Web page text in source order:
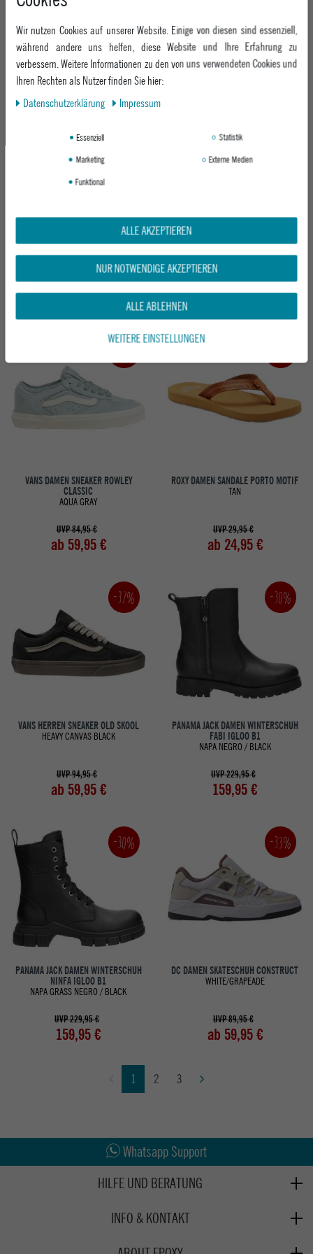
ab 79,95 €
UVP 49,95 €
ab 39,95 €
-30%
GLOBE SKATESCHUH FUSION
BLACK/NIGHT
UVP 99,95 €
ab 69,95 €
ROXY DAMEN SANDALE JYLL III
BLACK
UVP 27,95 €
ab 19,95 €
VANS DAMEN SNEAKER ROWLEY
CLASSIC
AQUA GRAY
UVP 84,95 €
ab 59,95 €
ROXY DAMEN SANDALE PORTO MOTIF
TAN
UVP 29,95 €
ab 24,95 €
-37%
VANS HERREN SNEAKER OLD SKOOL
HEAVY CANVAS BLACK
UVP 94,95 €
ab 59,95 €
-30%
PANAMA JACK DAMEN WINTERSCHUH
FABI IGLOO B1
NAPA NEGRO / BLACK
UVP 229,95 €
159,95 €
-30%
PANAMA JACK DAMEN WINTERSCHUH
NINFA IGLOO B1
NAPA GRASS NEGRO / BLACK
UVP 229,95 €
159,95 €
-33%
DC DAMEN SKATESCHUH CONSTRUCT
WHITE/GRAPEADE
UVP 89,95 €
ab 59,95 €
1 2 3
Whatsapp Support
HILFE UND BERATUNG
Retoure
INFO & KONTAKT
Wir nutzen Cookies auf unserer Website. Einige von diesen sind essenziell,
während andere uns helfen, diese Website und Ihre Erfahrung zu
verbessern. Weitere Informationen zu den von uns verwendeten Cookies und
Ihren Rechten als Nutzer finden Sie hier:
Daten­schutz­erklärung
Impressum
Essenziell
Statistik
Marketing
Externe Medien
Funktional
ALLE AKZEPTIEREN
NUR NOTWENDIGE AKZEPTIEREN
ALLE ABLEHNEN
WEITERE EINSTELLUNGEN